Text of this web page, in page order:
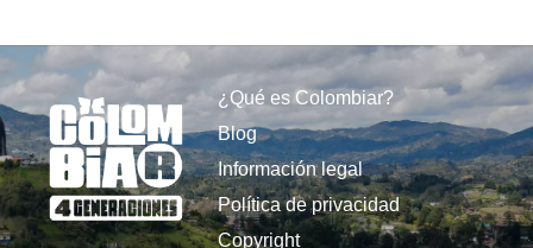
¿Qué es Colombiar?
Blog
Información legal
Política de privacidad
Copyright